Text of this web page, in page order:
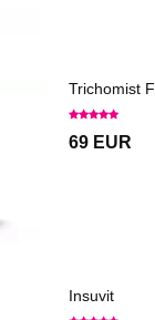
Trichomist
69 EUR
Insuvit